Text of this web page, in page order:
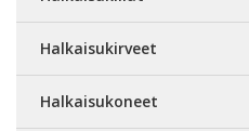
Halkaisukirveet
Halkaisukoneet